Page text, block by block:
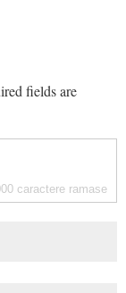
fields are
caractere ramase